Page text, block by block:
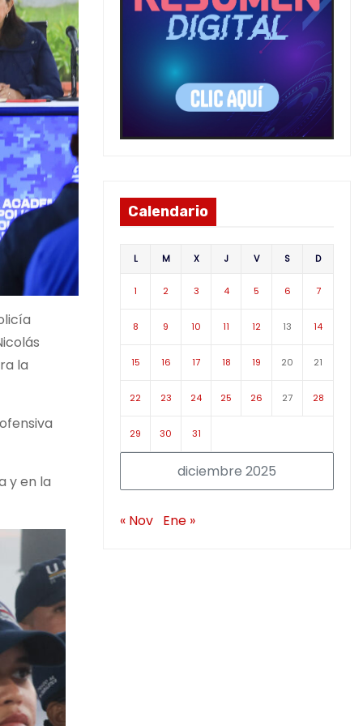
la
y en la
Calendario
diciembre 2025
L M X J V S D
1 2 3 4 5 6 7
8 9 10 11 12 13 14
15 16 17 18 19 20 21
22 23 24 25 26 27 28
29 30 31
« Nov Ene »